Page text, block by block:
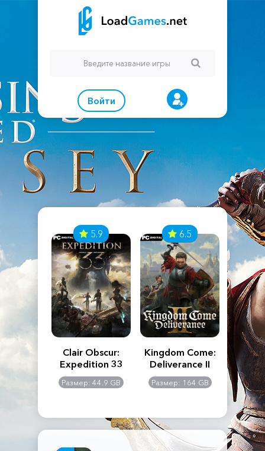
Войти
Creed
5.9
Clair Obscur:
Expedition 33
Размер: 44.9 GB
6.5
Kingdom Come:
Deliverance II
Размер: 164 GB
The